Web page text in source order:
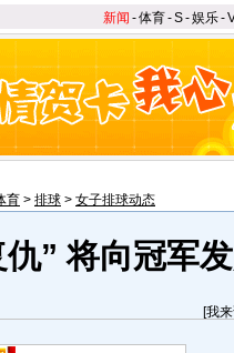
新闻 -体育-S-娱乐-
育 > 排球 > 女子排球动态
” 将向冠军
[我